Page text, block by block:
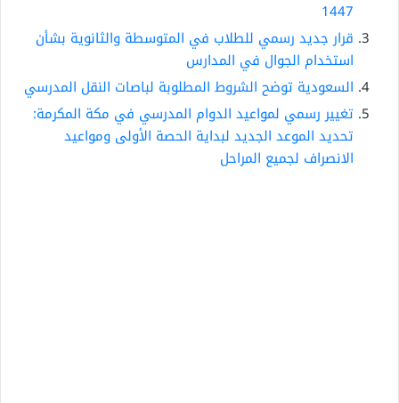
1447
قرار جديد رسمي للطلاب في المتوسطة والثانوية بشأن
استخدام الجوال في المدارس
السعودية توضح الشروط المطلوبة لباصات النقل المدرسي
تغيير رسمي لمواعيد الدوام المدرسي في مكة المكرمة:
تحديد الموعد الجديد لبداية الحصة الأولى ومواعيد
الانصراف لجميع المراحل